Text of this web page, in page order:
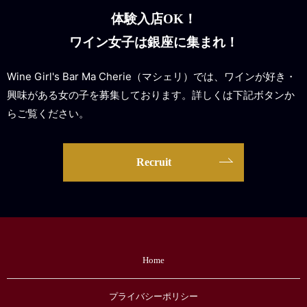
体験入店OK！
ワイン女子は銀座に集まれ！
Wine Girl's Bar Ma Cherie（マシェリ）では、ワインが好き・
興味がある女の子を募集しております。詳しくは下記ボタンか
らご覧ください。
Recruit
Home
プライバシーポリシー